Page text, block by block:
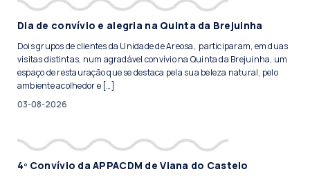
Dia de convívio e alegria na Quinta da Brejuinha
Dois grupos de clientes da Unidade de Areosa, participaram, em duas
visitas distintas, num agradável convívio na Quinta da Brejuinha, um
espaço de restauração que se destaca pela sua beleza natural, pelo
ambiente acolhedor e […]
03-08-2026
4º Convívio da APPACDM de Viana do Castelo